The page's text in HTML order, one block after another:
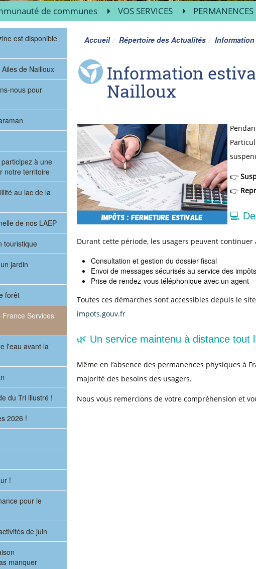
de communes VOS SERVICES PERMANENCES
Accueil Répertoire des Actualités Information
Information
Nailloux
👉
👉
💻
Durant cette période, les usagers peuvent
Consultation et gestion du dossier fiscal
Envoi de messages sécurisés au service des impôts
Prise de rendez-vous téléphonique avec un agent
Toutes ces démarches sont accessibles depuis le
impots.gouv.fr
🌿 Un service maintenu à distance tout
Même en l’absence des permanences physiques à
majorité des besoins des usagers.
Nous vous remercions de votre compréhension et
est disponible
de Nailloux
nous pour
à une
notre territoire
au lac de la
de nos LAEP
touristique
jardin
forêt
Services
l'eau avant la
du Tri illustré !
2026 !
!
pour le
de juin
manquer